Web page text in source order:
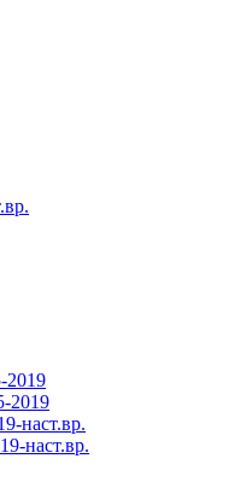
2019
2019
наст.вр.
наст.вр.